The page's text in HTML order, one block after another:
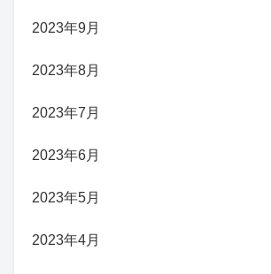
2023年9月
2023年8月
2023年7月
2023年6月
2023年5月
2023年4月